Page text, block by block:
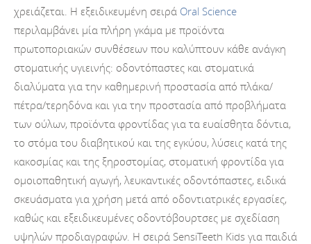
χρειάζεται. Η εξειδικευμένη σειρά Oral Science
περιλαμβάνει μία πλήρη γκάμα με προϊόντα
πρωτοποριακών συνθέσεων που καλύπτουν κάθε ανάγκη
στοματικής υγιεινής: οδοντόπαστες και στοματικά
διαλύματα για την καθημερινή προστασία από πλάκα/
πέτρα/τερηδόνα και για την προστασία από προβλήματα
των ούλων, προϊόντα φροντίδας για τα ευαίσθητα δόντια,
το στόμα του διαβητικού και της εγκύου, λύσεις κατά της
κακοσμίας και της ξηροστομίας, στοματική φροντίδα για
ομοιοπαθητική αγωγή, λευκαντικές οδοντόπαστες, ειδικά
σκευάσματα για χρήση μετά από οδοντιατρικές εργασίες,
καθώς και εξειδικευμένες οδοντόβουρτσες με σχεδίαση
υψηλών προδιαγραφών. Η σειρά SensiTeeth Kids για παιδιά